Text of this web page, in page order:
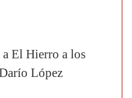
a El Hierro a los
López